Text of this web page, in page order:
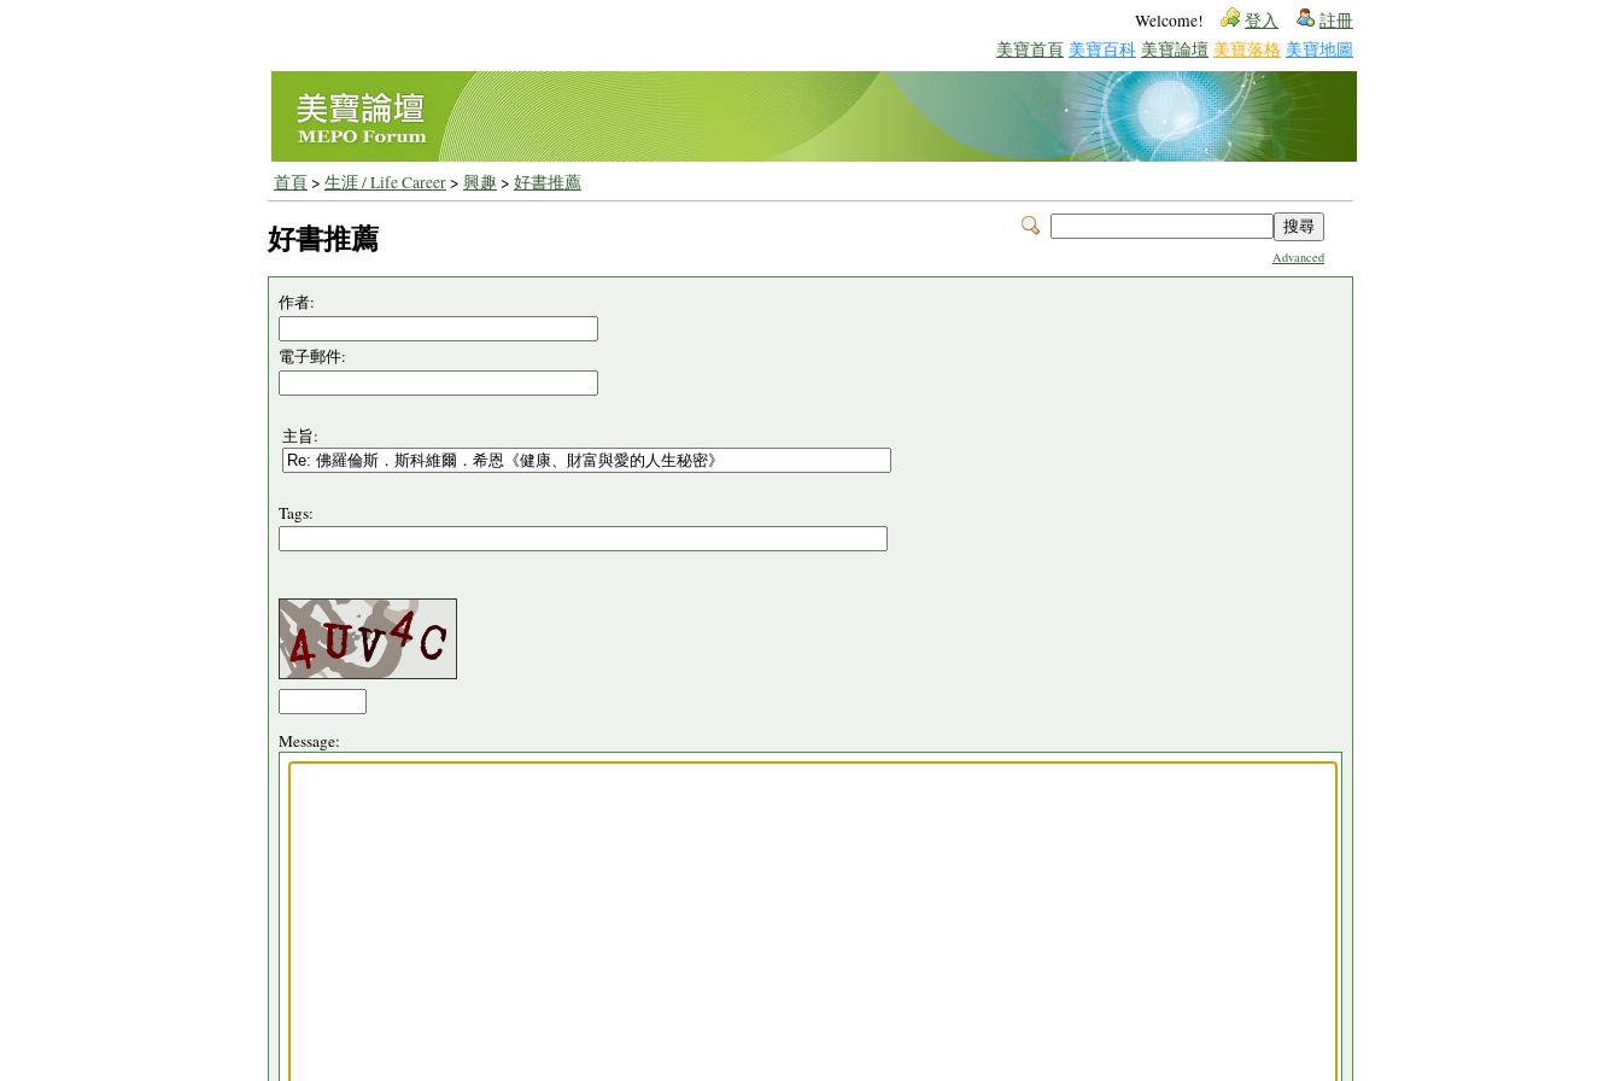
Welcome! 登入 註冊
美寶首頁 美寶百科 美寶論壇 美寶落格 美寶地圖
首頁> 生涯 / Life Career> 興趣 > 好書推薦
Advanced
好書推薦
作者:
電子郵件:
主旨:
Tags:
Message: